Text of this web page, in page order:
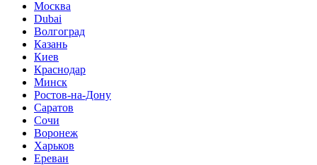
Москва
Dubai
Волгоград
Казань
Киев
Краснодар
Минск
Ростов-на-Дону
Саратов
Сочи
Воронеж
Харьков
Ереван